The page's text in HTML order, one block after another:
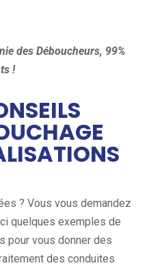
des Déboucheurs, 99%
!
? Vous vous demandez
quelques exemples de
pour vous donner des
des conduites